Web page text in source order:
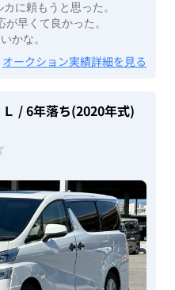
に頼もうと思った。
早くて良かった。
かな。
オークション実績詳細を見る
/ 6年落ち(2020年式)